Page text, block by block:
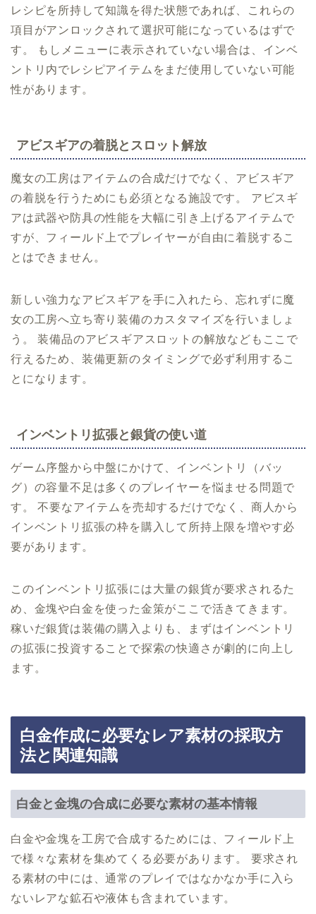
レシピを所持して知識を得た状態であれば、これらの
項目がアンロックされて選択可能になっているはずで
す。 もしメニューに表示されていない場合は、インベ
ントリ内でレシピアイテムをまだ使用していない可能
性があります。
アビスギアの着脱とスロット解放
魔女の工房はアイテムの合成だけでなく、アビスギア
の着脱を行うためにも必須となる施設です。 アビスギ
アは武器や防具の性能を大幅に引き上げるアイテムで
すが、フィールド上でプレイヤーが自由に着脱するこ
とはできません。
新しい強力なアビスギアを手に入れたら、忘れずに魔
女の工房へ立ち寄り装備のカスタマイズを行いましょ
う。 装備品のアビスギアスロットの解放などもここで
行えるため、装備更新のタイミングで必ず利用するこ
とになります。
インベントリ拡張と銀貨の使い道
ゲーム序盤から中盤にかけて、インベントリ（バッ
グ）の容量不足は多くのプレイヤーを悩ませる問題で
す。 不要なアイテムを売却するだけでなく、商人から
インベントリ拡張の枠を購入して所持上限を増やす必
要があります。
このインベントリ拡張には大量の銀貨が要求されるた
め、金塊や白金を使った金策がここで活きてきます。
稼いだ銀貨は装備の購入よりも、まずはインベントリ
の拡張に投資することで探索の快適さが劇的に向上し
ます。
白金作成に必要なレア素材の採取方
法と関連知識
白金と金塊の合成に必要な素材の基本情報
白金や金塊を工房で合成するためには、フィールド上
で様々な素材を集めてくる必要があります。 要求され
る素材の中には、通常のプレイではなかなか手に入ら
ないレアな鉱石や液体も含まれています。